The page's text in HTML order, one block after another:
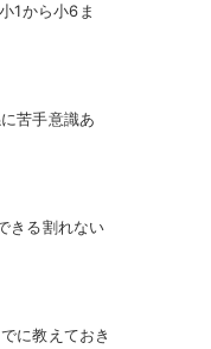
1から小6ま
苦手意識あ
きる割れない
に教えておき